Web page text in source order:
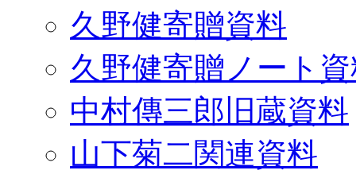
久野健寄贈資料
久野健寄贈ノート
中村傳三郎旧蔵資料
山下菊二関連資料